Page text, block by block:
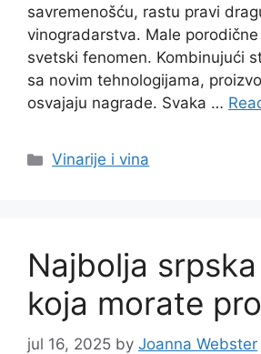
savremenošću, rastu pravi
vinogradarstva. Male
svetski fenomen. Kombinujući
sa novim tehnologijama,
osvajaju nagrade. Svaka …
Categories
Vinarije i vina
Najbolja
koja morate
jul 16, 2025 by Joanna Webster